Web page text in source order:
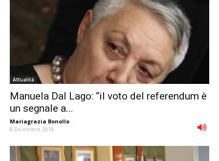
Attualità
Manuela Dal Lago: “il voto del referendum è
un segnale a...
Mariagrazia Bonollo -
8 Dicembre 2016